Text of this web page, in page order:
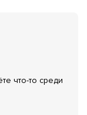
что-то среди